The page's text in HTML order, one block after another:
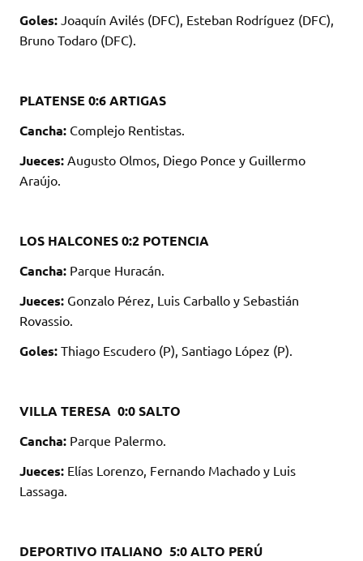
Goles: Joaquín Avilés (DFC), Esteban Rodríguez (DFC),
Bruno Todaro (DFC).
PLATENSE 0:6 ARTIGAS
Cancha: Complejo Rentistas.
Jueces: Augusto Olmos, Diego Ponce y Guillermo
Araújo.
LOS HALCONES 0:2 POTENCIA
Cancha: Parque Huracán.
Jueces: Gonzalo Pérez, Luis Carballo y Sebastián
Rovassio.
Goles: Thiago Escudero (P), Santiago López (P).
VILLA TERESA 0:0 SALTO
Cancha: Parque Palermo.
Jueces: Elías Lorenzo, Fernando Machado y Luis
Lassaga.
DEPORTIVO ITALIANO 5:0 ALTO PERÚ